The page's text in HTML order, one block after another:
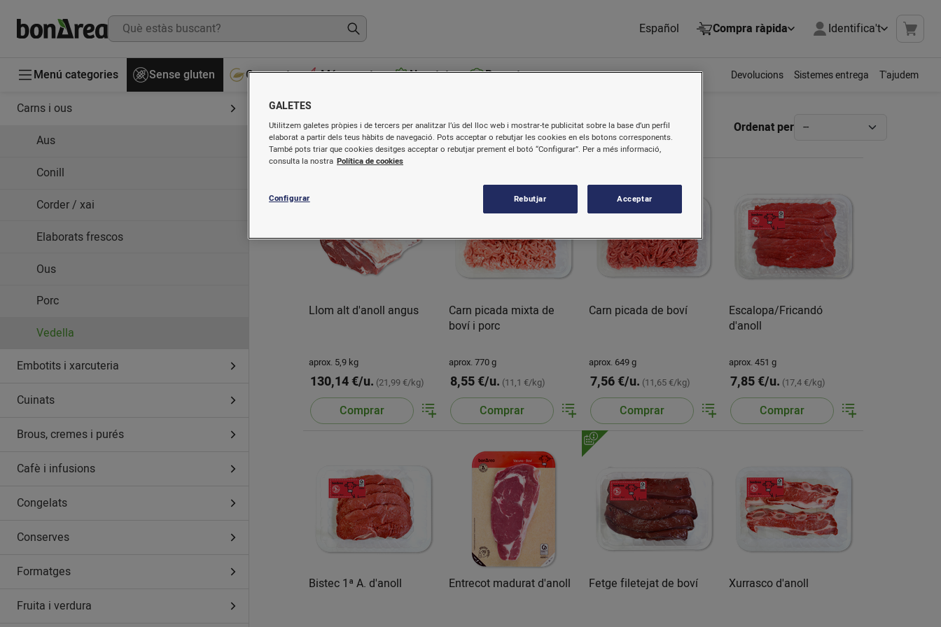
Español Compra ràpida Identifica't
Menú categories Sense gluten Gourmet Més venuts Novetats Receptes Devolucions Sistemes entrega T'ajudem
Carns i ous
Aus
Conill
Corder / xai
Elaborats frescos
Ous
Porc
Vedella
Embotits i xarcuteria
Cuinats
Brous, cremes i purés
Cafè i infusions
Congelats
Conserves
Formatges
Fruita i verdura
Vedella Ordenat per
Llom alt d'anoll angus
aprox. 5,9 kg
130,14 €/u. (21,99 €/kg)
Comprar
Carn picada mixta de
boví i porc
aprox. 770 g
8,55 €/u. (11,1 €/kg)
Comprar
Carn picada de boví
aprox. 649 g
7,56 €/u. (11,65 €/kg)
Comprar
Escalopa/Fricandó
d'anoll
aprox. 451 g
7,85 €/u. (17,4 €/kg)
Comprar
Bistec 1ª A. d'anoll Entrecot madurat d'anoll Fetge filetejat de boví Xurrasco d'anoll
GALETES
Utilitzem galetes pròpies i de tercers per analitzar l’ús del lloc web i mostrar-te publicitat sobre la base d’un perfil
elaborat a partir dels teus hàbits de navegació. Pots acceptar o rebutjar les cookies en els botons corresponents.
També pots triar que cookies desitges acceptar o rebutjar prement el botó “Configurar”. Per a més informació,
consulta la nostra Política de cookies
Configurar Rebutjar Acceptar